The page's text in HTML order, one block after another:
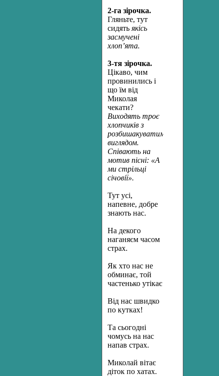
2-га зірочка.
Гляньте, тут
сидять якісь
засмучені
хлоп’ята.
3-тя зірочка.
Цікаво, чим
провинились і
що їм від
Миколая
чекати?
Виходять троє
хлопчиків з
розбишакуватим
виглядом.
Співають на
мотив пісні: «А
ми стрільці
січовії».
Тут усі,
напевне, добре
знають нас.
На декого
наганяєм часом
страх.
Як хто нас не
обминає, той
частенько утікає
Від нас швидко
по кутках!
Та сьогодні
чомусь на нас
напав страх.
Миколай вітає
діток по хатах.